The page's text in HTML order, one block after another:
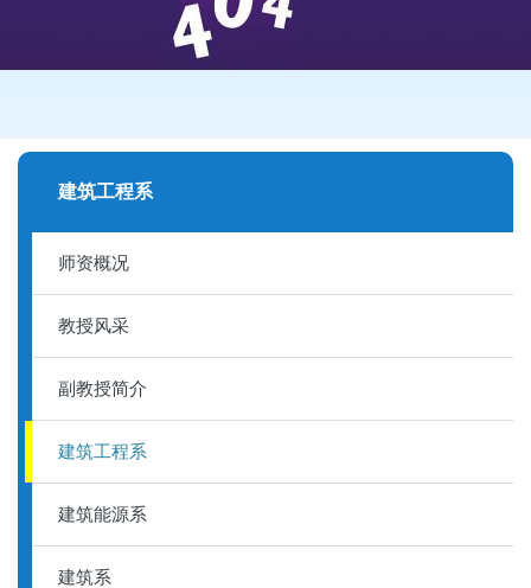
建筑工程系
师资概况
教授风采
副教授简介
建筑工程系
建筑能源系
建筑系